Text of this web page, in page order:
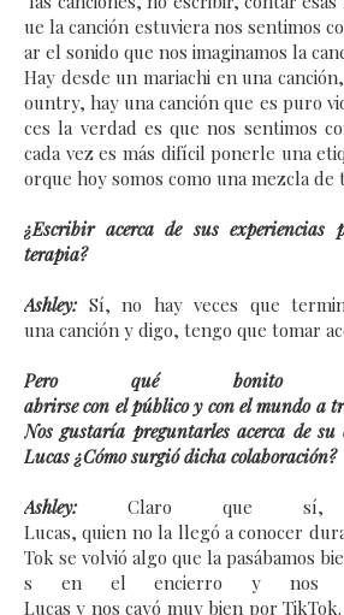
ue la canción estuviera nos sentimos
ar el sonido que nos imaginamos la
Hay desde un mariachi en una
ountry, hay una canción que es puro
ces la verdad es que nos sentimos
cada vez es más difícil ponerle una
orque hoy somos como una mezcla de
¿Escribir acerca de sus experiencias
terapia?
Ashley: Sí, no hay veces que
una canción y digo, tengo que tomar
Pero qué bonito
abrirse con el público y con el mundo a
Nos gustaría preguntarles acerca de
Lucas ¿Cómo surgió dicha colaboración?
Ashley: Claro que sí,
Lucas, quien no la llegó a conocer
Tok se volvió algo que la pasábamos
s en el encierro y nos
Lucas y nos cayó muy bien por